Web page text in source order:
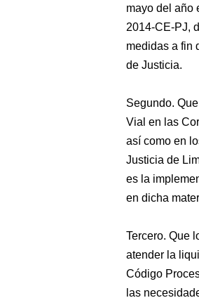
mayo del año
2014-CE-PJ,
medidas a fin
de Justicia.
Segundo.
Vial en las
así como en
Justicia de
es la
en dicha
Tercero. Que
atender la
Código
las